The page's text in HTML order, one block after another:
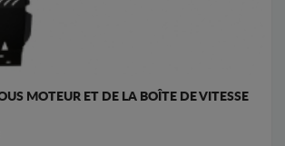
MOTEUR ET DE LA BOÎTE DE VITESSE